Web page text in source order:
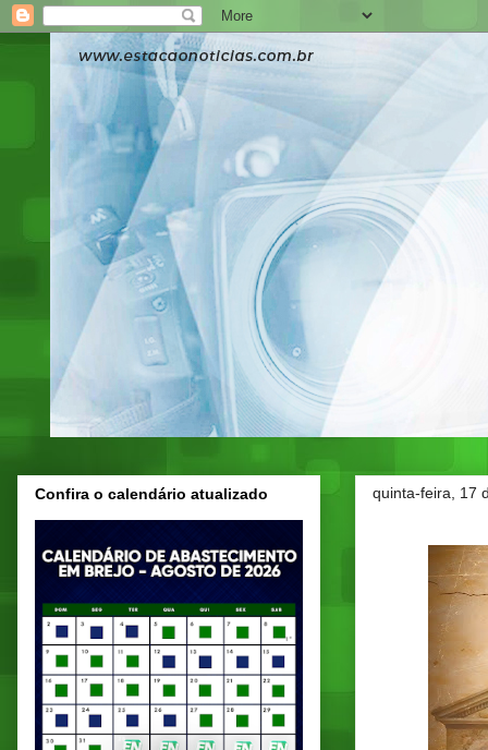
quinta-feira, 17
Confira o calendário atualizado